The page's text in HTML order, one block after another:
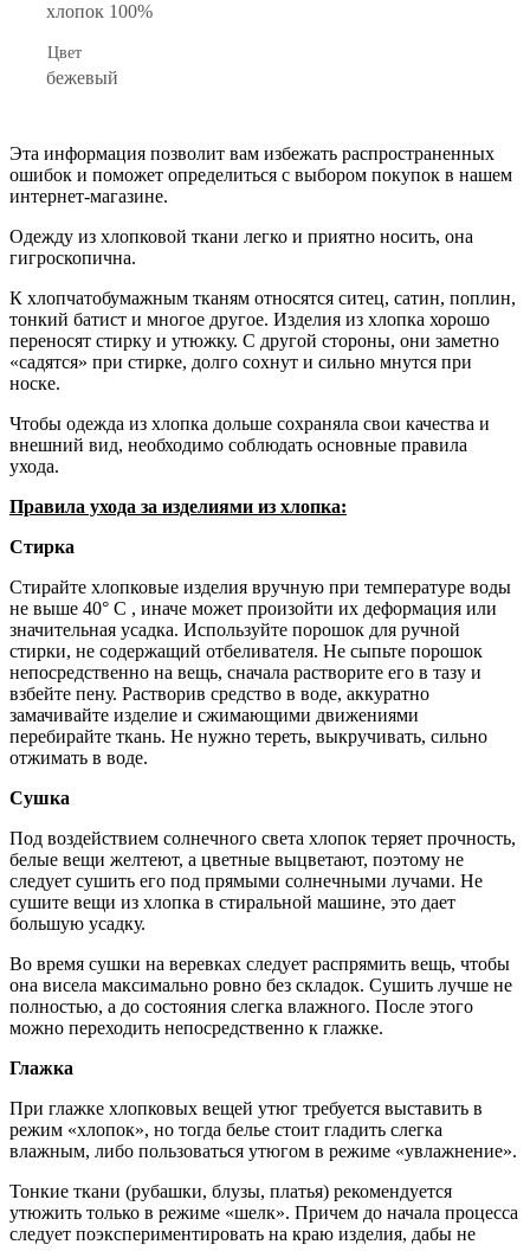
хлопок 100%
Цвет
бежевый
Эта информация позволит вам избежать распространенных
ошибок и поможет определиться с выбором покупок в нашем
интернет-магазине.
Одежду из хлопковой ткани легко и приятно носить, она
гигроскопична.
К хлопчатобумажным тканям относятся ситец, сатин, поплин,
тонкий батист и многое другое. Изделия из хлопка хорошо
переносят стирку и утюжку. С другой стороны, они заметно
«садятся» при стирке, долго сохнут и сильно мнутся при
носке.
Чтобы одежда из хлопка дольше сохраняла свои качества и
внешний вид, необходимо соблюдать основные правила
ухода.
Правила ухода за изделиями из хлопка:
Стирка
Стирайте хлопковые изделия вручную при температуре воды
не выше 40° С , иначе может произойти их деформация или
значительная усадка. Используйте порошок для ручной
стирки, не содержащий отбеливателя. Не сыпьте порошок
непосредственно на вещь, сначала растворите его в тазу и
взбейте пену. Растворив средство в воде, аккуратно
замачивайте изделие и сжимающими движениями
перебирайте ткань. Не нужно тереть, выкручивать, сильно
отжимать в воде.
Сушка
Под воздействием солнечного света хлопок теряет прочность,
белые вещи желтеют, а цветные выцветают, поэтому не
следует сушить его под прямыми солнечными лучами. Не
сушите вещи из хлопка в стиральной машине, это дает
большую усадку.
Во время сушки на веревках следует распрямить вещь, чтобы
она висела максимально ровно без складок. Сушить лучше не
полностью, а до состояния слегка влажного. После этого
можно переходить непосредственно к глажке.
Глажка
При глажке хлопковых вещей утюг требуется выставить в
режим «хлопок», но тогда белье стоит гладить слегка
влажным, либо пользоваться утюгом в режиме «увлажнение».
Тонкие ткани (рубашки, блузы, платья) рекомендуется
утюжить только в режиме «шелк». Причем до начала процесса
следует поэкспериментировать на краю изделия, дабы не